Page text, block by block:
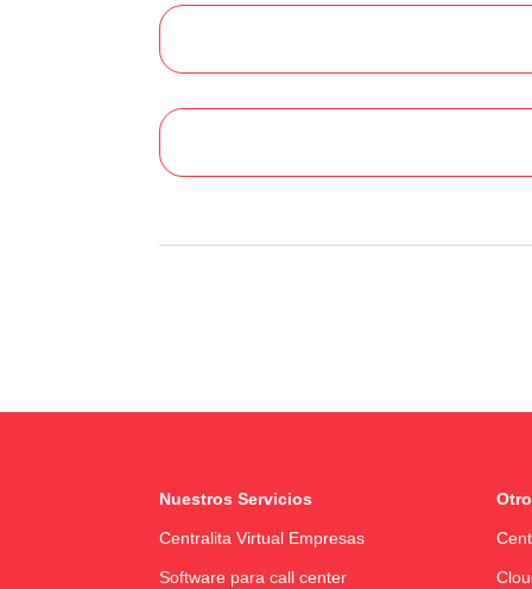
Nuestros Servicios
Centralita Virtual Empresas
Software para call center